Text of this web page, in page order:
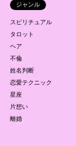
ジャンル
スピリチュアル
タロット
ヘア
不倫
姓名判断
恋愛テクニック
星座
片想い
離婚